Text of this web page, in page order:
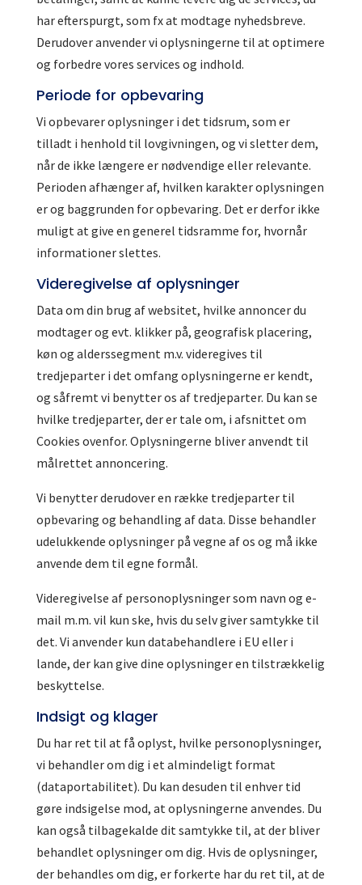
har efterspurgt, som fx at modtage nyhedsbreve.
Derudover anvender vi oplysningerne til at optimere
og forbedre vores services og indhold.
Periode for opbevaring
Vi opbevarer oplysninger i det tidsrum, som er
tilladt i henhold til lovgivningen, og vi sletter dem,
når de ikke længere er nødvendige eller relevante.
Perioden afhænger af, hvilken karakter oplysningen
er og baggrunden for opbevaring. Det er derfor ikke
muligt at give en generel tidsramme for, hvornår
informationer slettes.
Videregivelse af oplysninger
Data om din brug af websitet, hvilke annoncer du
modtager og evt. klikker på, geografisk placering,
køn og alderssegment m.v. videregives til
tredjeparter i det omfang oplysningerne er kendt,
og såfremt vi benytter os af tredjeparter. Du kan se
hvilke tredjeparter, der er tale om, i afsnittet om
Cookies ovenfor. Oplysningerne bliver anvendt til
målrettet annoncering.
Vi benytter derudover en række tredjeparter til
opbevaring og behandling af data. Disse behandler
udelukkende oplysninger på vegne af os og må ikke
anvende dem til egne formål.
Videregivelse af personoplysninger som navn og e-
mail m.m. vil kun ske, hvis du selv giver samtykke til
det. Vi anvender kun databehandlere i EU eller i
lande, der kan give dine oplysninger en tilstrækkelig
beskyttelse.
Indsigt og klager
Du har ret til at få oplyst, hvilke personoplysninger,
vi behandler om dig i et almindeligt format
(dataportabilitet). Du kan desuden til enhver tid
gøre indsigelse mod, at oplysningerne anvendes. Du
kan også tilbagekalde dit samtykke til, at der bliver
behandlet oplysninger om dig. Hvis de oplysninger,
der behandles om dig, er forkerte har du ret til, at de